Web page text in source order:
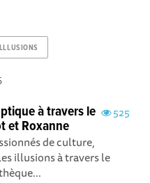
525
à travers le
et Roxanne
de culture,
illusions à travers le